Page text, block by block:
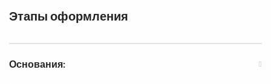
Этапы оформления
Основания: